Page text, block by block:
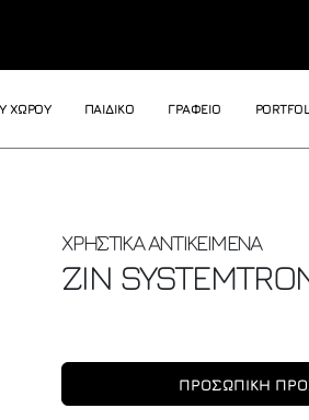
ΧΩΡΟΥ ΠΑΙΔΙΚΟ ΓΡΑΦΕΙΟ
ΧΡΗΣΤΙΚΑ ΑΝΤΙΚΕΙΜΕΝΑ
ZIN
ΠΡΟΣΩΠΙΚΗ